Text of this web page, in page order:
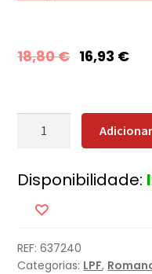
18,80€ 16,93 €
Quantidade
Profecia
Águia
Adicionar
Disponibilidade:
REF:637240
Categorias: LPF,